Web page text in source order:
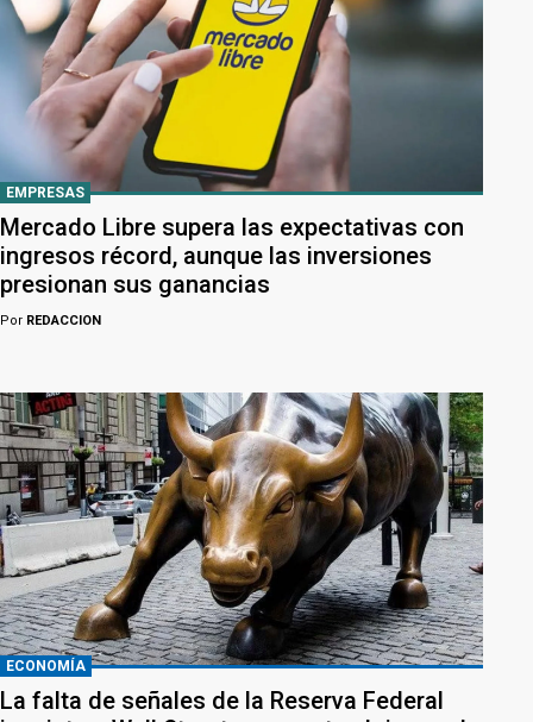
EMPRESAS
Mercado Libre supera las expectativas con
ingresos récord, aunque las inversiones
presionan sus ganancias
Por REDACCION
ECONOMÍA
La falta de señales de la Reserva Federal